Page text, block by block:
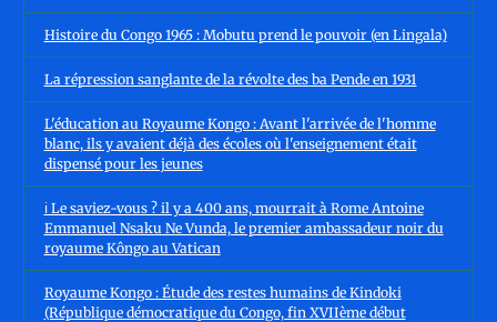
Histoire du Congo 1965 : Mobutu prend le pouvoir (en Lingala)
La répression sanglante de la révolte des ba Pende en 1931
L'éducation au Royaume Kongo : Avant l'arrivée de l'homme
blanc, ils y avaient déjà des écoles où l'enseignement était
dispensé pour les jeunes
ℹ️ Le saviez-vous ? il y a 400 ans, mourrait à Rome Antoine
Emmanuel Nsaku Ne Vunda, le premier ambassadeur noir du
royaume Kôngo au Vatican
Royaume Kongo : Étude des restes humains de Kindoki
(République démocratique du Congo, fin XVIIème début